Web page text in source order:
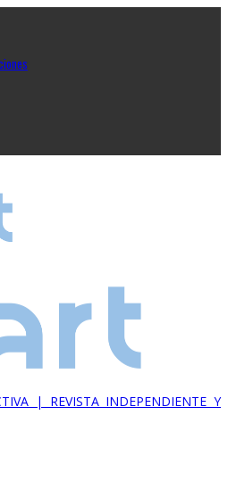
| REVISTA INDEPENDIENTE Y